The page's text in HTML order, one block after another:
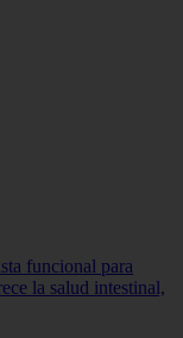
funcional para
la salud intestinal,